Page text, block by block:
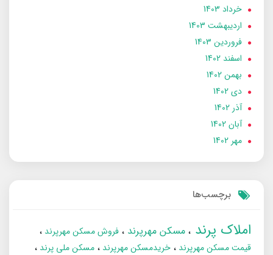
خرداد 1403
ارديبهشت 1403
فروردین 1403
اسفند 1402
بهمن 1402
دی 1402
آذر 1402
آبان 1402
مهر 1402
برچسب‌ها
املاک پرند مسکن مهرپرند
فروش مسکن مهرپرند
قیمت مسکن مهرپرند
خریدمسکن مهرپرند
مسکن ملی پرند